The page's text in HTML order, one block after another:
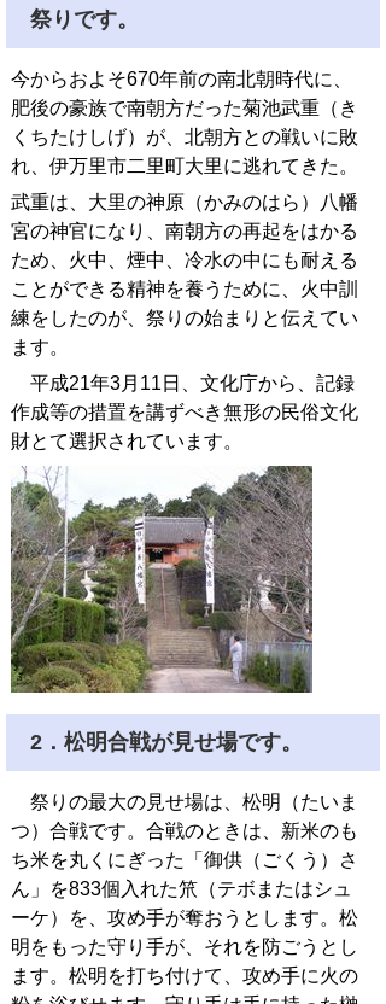
祭りです。
今からおよそ670年前の南北朝時代に、
肥後の豪族で南朝方だった菊池武重（き
くちたけしげ）が、北朝方との戦いに敗
れ、伊万里市二里町大里に逃れてきた。
武重は、大里の神原（かみのはら）八幡
宮の神官になり、南朝方の再起をはかる
ため、火中、煙中、冷水の中にも耐える
ことができる精神を養うために、火中訓
練をしたのが、祭りの始まりと伝えてい
ます。
平成21年3月11日、文化庁から、記録
作成等の措置を講ずべき無形の民俗文化
財とて選択されています。
2．松明合戦が見せ場です。
祭りの最大の見せ場は、松明（たいま
つ）合戦です。合戦のときは、新米のも
ち米を丸くにぎった「御供（ごくう）さ
ん」を833個入れた笊（テボまたはシュ
ーケ）を、攻め手が奪おうとします。松
明をもった守り手が、それを防ごうとし
ます。松明を打ち付けて、攻め手に火の